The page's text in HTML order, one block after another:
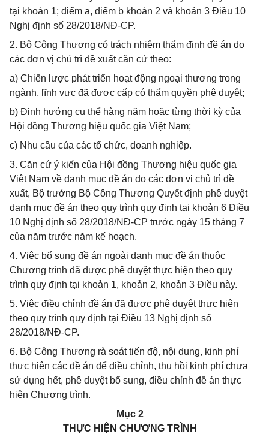
tại khoản 1; điểm a, điểm b khoản 2 và khoản 3 Điều 10
Nghị định số 28/2018/NĐ-CP.
2. Bộ Công Thương có trách nhiệm thẩm định đề án do
các đơn vị chủ trì đề xuất căn cứ theo:
a) Chiến lược phát triển hoạt động ngoại thương trong
ngành, lĩnh vực đã được cấp có thẩm quyền phê duyệt;
b) Định hướng cụ thể hàng năm hoặc từng thời kỳ của
Hội đồng Thương hiệu quốc gia Việt Nam;
c) Nhu cầu của các tổ chức, doanh nghiệp.
3. Căn cứ ý kiến của Hội đồng Thương hiệu quốc gia
Việt Nam về danh mục đề án do các đơn vị chủ trì đề
xuất, Bộ trưởng Bộ Công Thương Quyết định phê duyệt
danh mục đề án theo quy trình quy định tại khoản 6 Điều
10 Nghị định số 28/2018/NĐ-CP trước ngày 15 tháng 7
của năm trước năm kế hoạch.
4. Việc bổ sung đề án ngoài danh mục đề án thuộc
Chương trình đã được phê duyệt thực hiện theo quy
trình quy định tại khoản 1, khoản 2, khoản 3 Điều này.
5. Việc điều chỉnh đề án đã được phê duyệt thực hiện
theo quy trình quy định tại Điều 13 Nghị định số
28/2018/NĐ-CP.
6. Bộ Công Thương rà soát tiến độ, nội dung, kinh phí
thực hiện các đề án để điều chỉnh, thu hồi kinh phí chưa
sử dụng hết, phê duyệt bổ sung, điều chỉnh đề án thực
hiện Chương trình.
Mục 2
THỰC HIỆN CHƯƠNG TRÌNH